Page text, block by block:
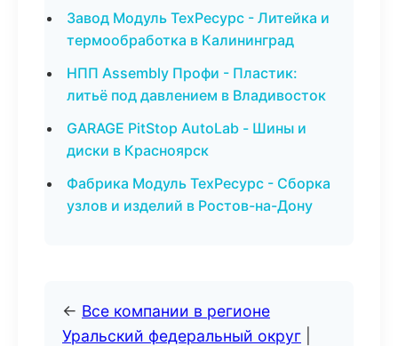
Завод Модуль ТехРесурс - Литейка и
термообработка в Калининград
НПП Assembly Профи - Пластик:
литьё под давлением в Владивосток
GARAGE PitStop AutoLab - Шины и
диски в Красноярск
Фабрика Модуль ТехРесурс - Сборка
узлов и изделий в Ростов-на-Дону
← Все компании в регионе
Уральский федеральный округ